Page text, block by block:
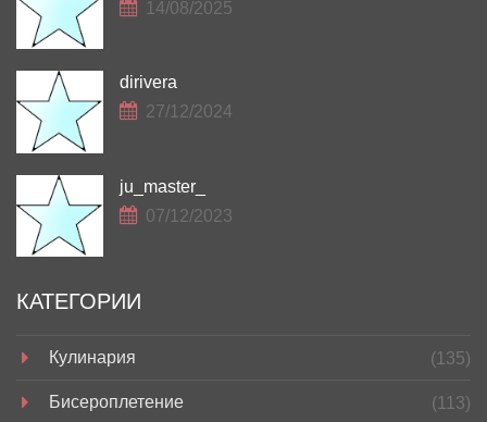
14/08/2025
dirivera
27/12/2024
ju_master_
07/12/2023
КАТЕГОРИИ
Кулинария (135)
Бисероплетение (113)